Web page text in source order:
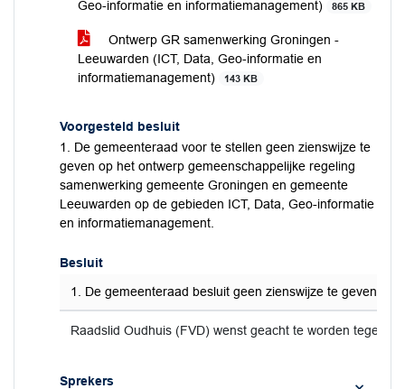
Geo-informatie en informatiemanagement)
865 KB
Ontwerp GR samenwerking Groningen -
Leeuwarden (ICT, Data, Geo-informatie en
informatiemanagement)
143 KB
Voorgesteld besluit
1. De gemeenteraad voor te stellen geen zienswijze te
geven op het ontwerp gemeenschappelijke regeling
samenwerking gemeente Groningen en gemeente
Leeuwarden op de gebieden ICT, Data, Geo-informatie
en informatiemanagement.
Besluit
1. De gemeenteraad besluit geen zienswijze te geven
Raadslid Oudhuis (FVD) wenst geacht te worden tegen
Sprekers